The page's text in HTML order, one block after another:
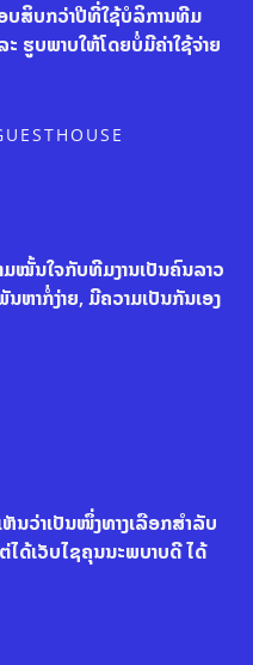
ອບສິບກວ່າປີທີ່ໃຊ້ບໍລິການທີມ
ຮູບພາບໃຫ້ໂດຍບໍ່ມີຄ່າໃຊ້ຈ່າຍ
ມໝັ້ນໃຈກັບທີມງານເປັນຄົນລາວ
ຫາກໍ່ງ່າຍ, ມີຄວາມເປັນກັນເອງ
ຫັນວ່າເປັນໜຶ່ງທາງເລືອກສຳລັບ
ໄດ້ເວັບໄຊຄຸນນະພບາບດີ ໄດ້